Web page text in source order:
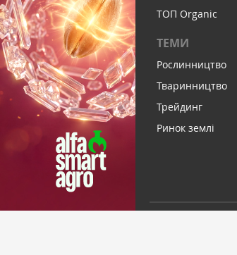
ТОП Organic
ТЕМИ
Рослинництво
Тваринництво
Трейдинг
Ринок землі